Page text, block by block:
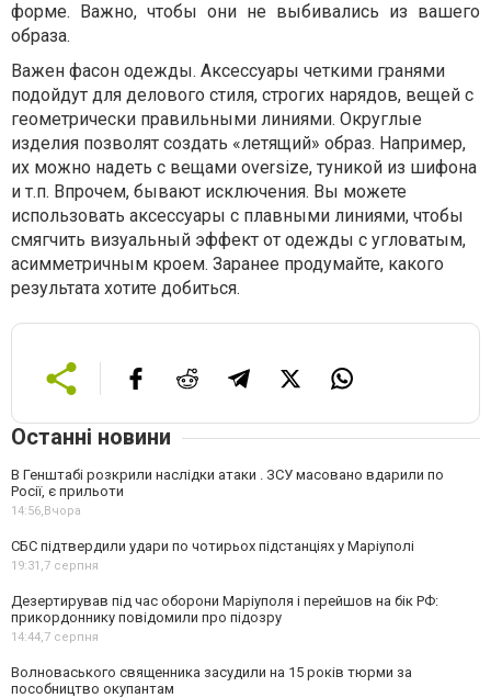
форме. Важно, чтобы они не выбивались из вашего
образа.
Важен фасон одежды. Аксессуары четкими гранями
подойдут для делового стиля, строгих нарядов, вещей с
геометрически правильными линиями. Округлые
изделия позволят создать «летящий» образ. Например,
их можно надеть с вещами oversize, туникой из шифона
и т.п. Впрочем, бывают исключения. Вы можете
использовать аксессуары с плавными линиями, чтобы
смягчить визуальный эффект от одежды с угловатым,
асимметричным кроем. Заранее продумайте, какого
результата хотите добиться.
Останні новини
В Генштабі розкрили наслідки атаки . ЗСУ масовано вдарили по
Росії, є прильоти
14:56,Вчора
СБС підтвердили удари по чотирьох підстанціях у Маріуполі
19:31,7 серпня
Дезертирував під час оборони Маріуполя і перейшов на бік РФ:
прикордоннику повідомили про підозру
14:44,7 серпня
Волноваського священника засудили на 15 років тюрми за
пособництво окупантам